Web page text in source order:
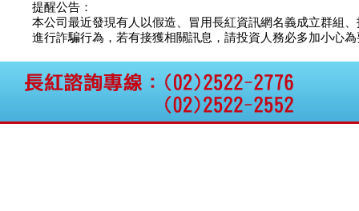
會決議日起兩日內應申
報相關資
格斯科技*:公告更正
止過戶起始日期)
將捷:代子公司忠明營造
工程股份有限公司公告
「新北市淡水區海鷗段
提醒公告：
本公司最近發現有人以假造、冒用長紅資訊網名義成立群組
進行詐騙行為，若有接獲相關訊息，請投資人務必多加小心